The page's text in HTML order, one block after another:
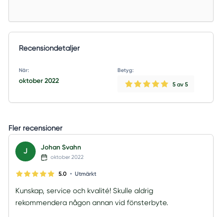
Recensiondetaljer
När:
oktober 2022
Betyg:
5 av 5
Fler recensioner
J Johan Svahn
oktober 2022
5.0 • Utmärkt
Kunskap, service och kvalité! Skulle aldrig
rekommendera någon annan vid fönsterbyte.